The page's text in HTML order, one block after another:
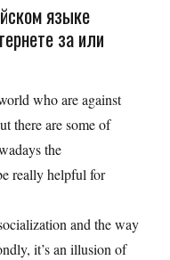
языке
за или
who are against
there are some of
the
really helpful for
and the way
it’s an illusion of